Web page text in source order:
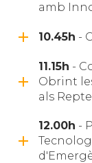
amb
10.45h -
11.15h -
Obrint
als
12.00h -